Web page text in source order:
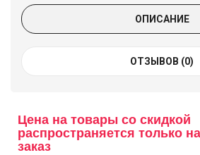
ОПИСАНИЕ
ОТЗЫВОВ (0)
Цена на товары со скидкой
распространяется только
заказ